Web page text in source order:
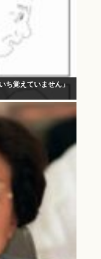
ち覚えていません」